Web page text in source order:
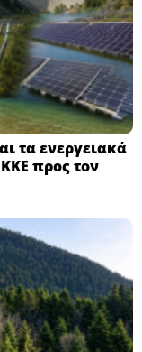
τα ενεργειακά
προς τον